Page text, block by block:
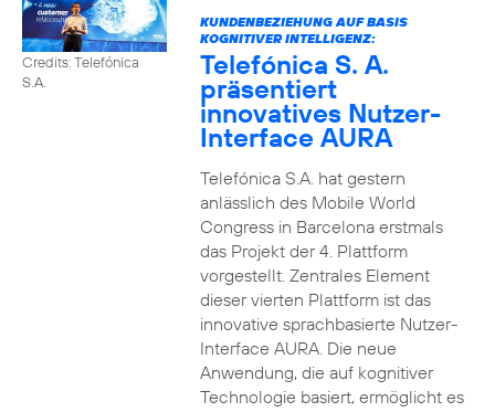
Credits: Telefónica
S.A.
KUNDENBEZIEHUNG AUF BASIS
KOGNITIVER INTELLIGENZ:
Telefónica S. A.
präsentiert
innovatives Nutzer-
Interface AURA
Telefónica S.A. hat gestern
anlässlich des Mobile World
Congress in Barcelona erstmals
das Projekt der 4. Plattform
vorgestellt. Zentrales Element
dieser vierten Plattform ist das
innovative sprachbasierte Nutzer-
Interface AURA. Die neue
Anwendung, die auf kognitiver
Technologie basiert, ermöglicht es